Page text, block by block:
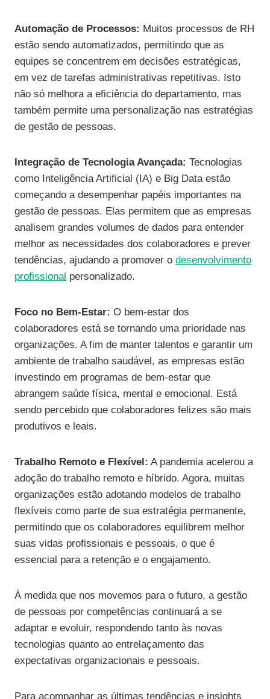
Automação de Processos: Muitos processos de RH
estão sendo automatizados, permitindo que as
equipes se concentrem em decisões estratégicas,
em vez de tarefas administrativas repetitivas. Isto
não só melhora a eficiência do departamento, mas
também permite uma personalização nas estratégias
de gestão de pessoas.
Integração de Tecnologia Avançada: Tecnologias
como Inteligência Artificial (IA) e Big Data estão
começando a desempenhar papéis importantes na
gestão de pessoas. Elas permitem que as empresas
analisem grandes volumes de dados para entender
melhor as necessidades dos colaboradores e prever
tendências, ajudando a promover o desenvolvimento
profissional personalizado.
Foco no Bem-Estar: O bem-estar dos
colaboradores está se tornando uma prioridade nas
organizações. A fim de manter talentos e garantir um
ambiente de trabalho saudável, as empresas estão
investindo em programas de bem-estar que
abrangem saúde física, mental e emocional. Está
sendo percebido que colaboradores felizes são mais
produtivos e leais.
Trabalho Remoto e Flexível: A pandemia acelerou a
adoção do trabalho remoto e híbrido. Agora, muitas
organizações estão adotando modelos de trabalho
flexíveis como parte de sua estratégia permanente,
permitindo que os colaboradores equilibrem melhor
suas vidas profissionais e pessoais, o que é
essencial para a retenção e o engajamento.
À medida que nos movemos para o futuro, a gestão
de pessoas por competências continuará a se
adaptar e evoluir, respondendo tanto às novas
tecnologias quanto ao entrelaçamento das
expectativas organizacionais e pessoais.
Para acompanhar as últimas tendências e insights